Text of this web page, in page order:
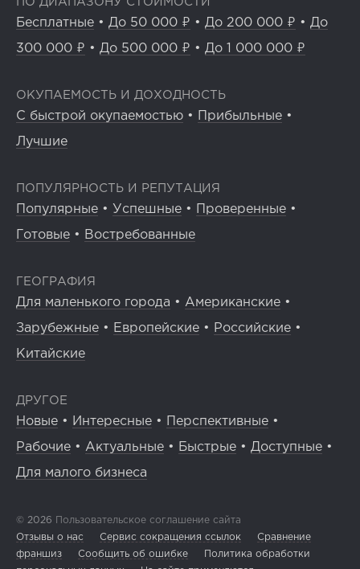
Бесплатные • До 50 000 ₽ • До 200 000 ₽ • До
300 000 ₽ • До 500 000 ₽ • До 1 000 000 ₽
ОКУПАЕМОСТЬ И ДОХОДНОСТЬ
С быстрой окупаемостью • Прибыльные •
Лучшие
ПОПУЛЯРНОСТЬ И РЕПУТАЦИЯ
Популярные • Успешные • Проверенные •
Готовые • Востребованные
ГЕОГРАФИЯ
Для маленького города • Американские •
Зарубежные • Европейские • Российские •
Китайские
ДРУГОЕ
Новые • Интересные • Перспективные •
Рабочие • Актуальные • Быстрые • Доступные •
Для малого бизнеса
© 2026 Пользовательское соглашение сайта
Отзывы о нас
Сервис сокращения ссылок
Сравнение
франшиз
Сообщить об ошибке
Политика обработки